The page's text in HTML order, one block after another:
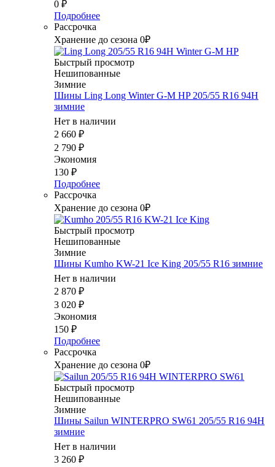
0 ₽
Подробнее
Рассрочка
Хранение до сезона 0₽
Быстрый просмотр
Нешипованные
Зимние
Шины Ling Long Winter G-M HP 205/55 R16 94H
зимние
Нет в наличии
2 660 ₽
2 790 ₽
Экономия
130 ₽
Подробнее
Рассрочка
Хранение до сезона 0₽
Быстрый просмотр
Нешипованные
Зимние
Шины Kumho KW-21 Ice King 205/55 R16 зимние
Нет в наличии
2 870 ₽
3 020 ₽
Экономия
150 ₽
Подробнее
Рассрочка
Хранение до сезона 0₽
Быстрый просмотр
Нешипованные
Зимние
Шины Sailun WINTERPRO SW61 205/55 R16 94H
зимние
Нет в наличии
3 260 ₽